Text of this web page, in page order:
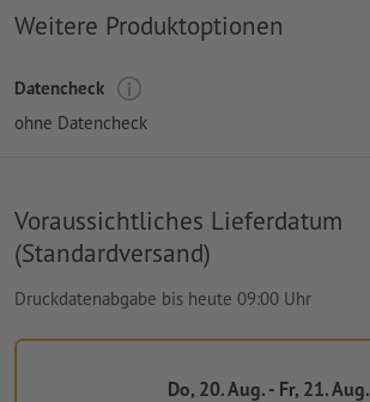
Weitere Produktoptionen
Datencheck
ohne Datencheck
Voraussichtliches Lieferdatum
(Standardversand)
Druckdatenabgabe bis heute 09:00 Uhr
Do, 20. Aug. - Fr, 21. Aug.